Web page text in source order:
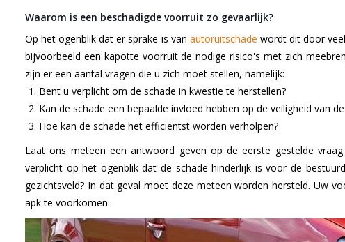
Waarom is een beschadigde voorruit zo gevaarlijk?
Op het ogenblik dat er sprake is van autoruitschade wordt dit door
bijvoorbeeld een kapotte voorruit de nodige risico's met zich
zijn er een aantal vragen die u zich moet stellen, namelijk:
Bent u verplicht om de schade in kwestie te herstellen?
Kan de schade een bepaalde invloed hebben op de veiligheid van
Hoe kan de schade het efficiëntst worden verholpen?
Laat ons meteen een antwoord geven op de eerste gestelde
verplicht op het ogenblik dat de schade hinderlijk is voor de
gezichtsveld? In dat geval moet deze meteen worden hersteld. Uw
apk te voorkomen.